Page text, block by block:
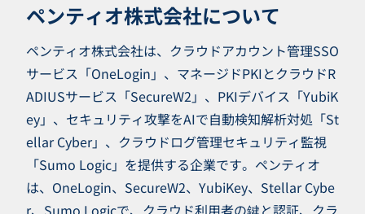
ペンティオ株式会社について
ペンティオ株式会社は、クラウドアカウント管理SSO
サービス「OneLogin」、マネージドPKIとクラウドR
ADIUSサービス「SecureW2」、PKIデバイス「YubiK
ey」、セキュリティ攻撃をAIで自動検知解析対処「St
ellar Cyber」、クラウドログ管理セキュリティ監視
「Sumo Logic」を提供する企業です。ペンティオ
は、OneLogin、SecureW2、YubiKey、Stellar Cybe
r、Sumo Logicで、クラウド利用者の鍵と認証、クラ